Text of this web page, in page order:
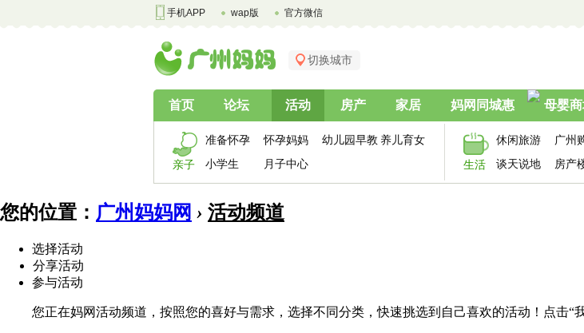
手机APP wap版 官方微信
切换城市
首页 论坛 活动 房产 家居 妈网同城惠 母婴
亲子
准备怀孕 怀孕妈妈 幼儿园早教 养儿育女
小学生
月子中心 生活
休闲旅游 广州
谈天说地
房产
您的位置： 广州妈妈网 › 活动频道
选择活动
分享活动
参与活动
您正在妈网活动频道，按照您的喜好与需求，选择不同分类，快速挑选到自己喜欢的活动！点击“